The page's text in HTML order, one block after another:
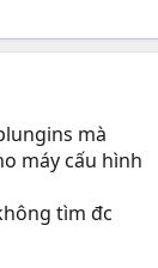
mà
máy cấu hình
tìm đc